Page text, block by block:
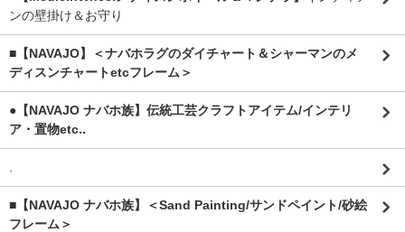
ンの壁掛け＆お守り
■【NAVAJO】＜ナバホラグのダイチャート＆シャーマンのメ
ディスンチャートetcフレーム＞
●【NAVAJO ナバホ族】伝統工芸クラフトアイテム/インテリ
ア・置物etc..
■【NAVAJO ナバホ族】＜Sand Painting/サンドペイント/砂絵
フレーム＞